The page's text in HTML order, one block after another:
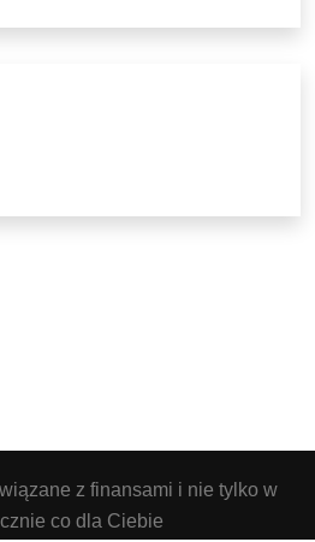
z finansami i nie tylko w
co dla Ciebie